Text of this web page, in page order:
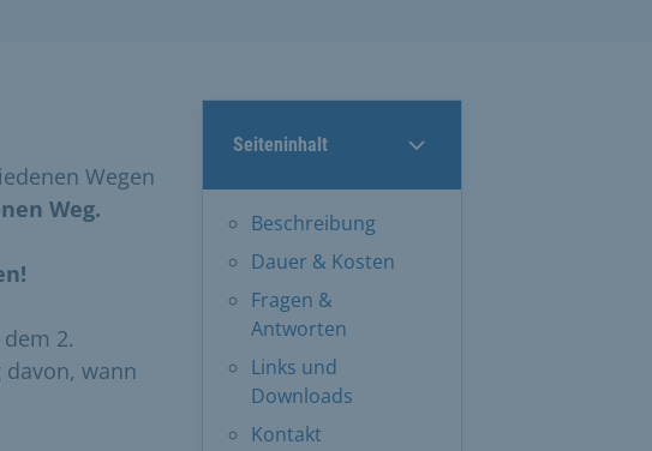
Seiteninhalt
Beschreibung
Dauer & Kosten
Fragen &
Antworten
Links und
Downloads
Kontakt
Wegen
Weg.
2.
davon, wann